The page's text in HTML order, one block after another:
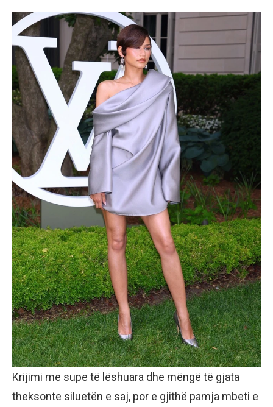
Krijimi me supe të lëshuara dhe mëngë të gjata
theksonte siluetën e saj, por e gjithë pamja mbeti e